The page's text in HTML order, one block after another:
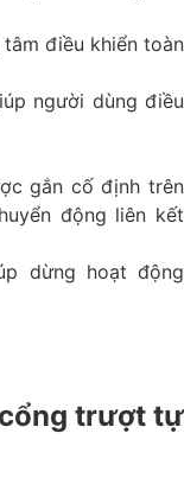
điều khiển toàn
người dùng điều
gắn cố định trên
động liên kết
dừng hoạt động
trượt tự